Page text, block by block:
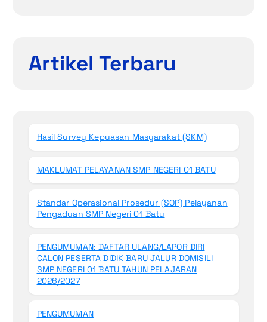
Artikel Terbaru
Hasil Survey Kepuasan Masyarakat (SKM)
MAKLUMAT PELAYANAN SMP NEGERI 01 BATU
Standar Operasional Prosedur (SOP) Pelayanan
Pengaduan SMP Negeri 01 Batu
PENGUMUMAN: DAFTAR ULANG/LAPOR DIRI
CALON PESERTA DIDIK BARU JALUR DOMISILI
SMP NEGERI 01 BATU TAHUN PELAJARAN
2026/2027
PENGUMUMAN